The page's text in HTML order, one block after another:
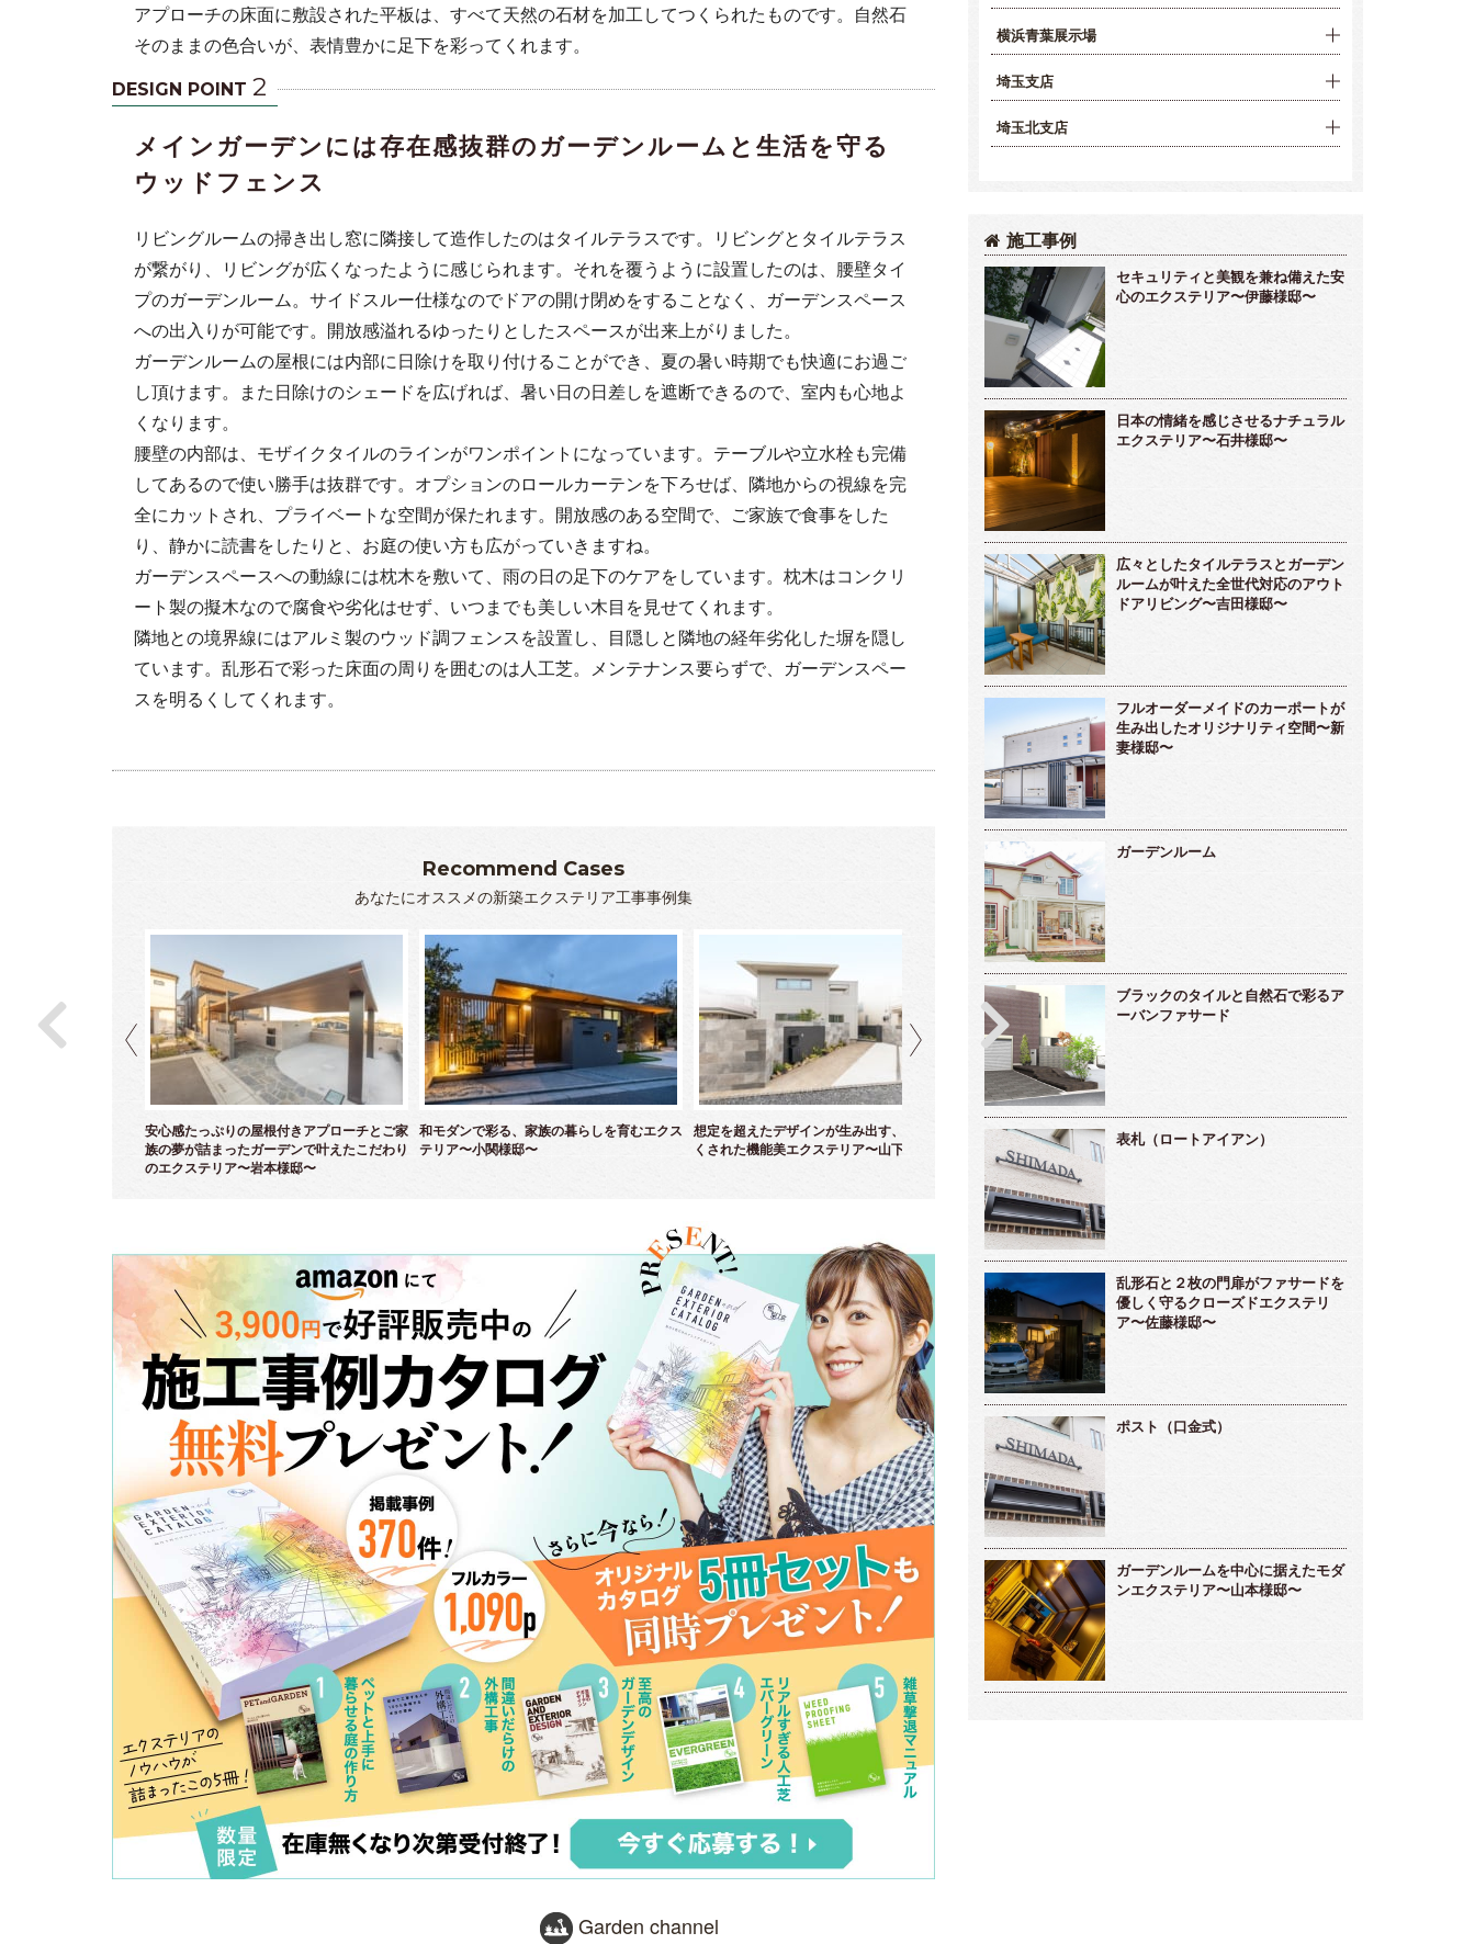
アプローチの床面に敷設された平板は、すべて天然の石材を加工してつくられたものです。自然石
そのままの色合いが、表情豊かに足下を彩ってくれます。
DESIGN POINT 2
メインガーデンには存在感抜群のガーデンルームと生活を守る
ウッドフェンス
リビングルームの掃き出し窓に隣接して造作したのはタイルテラスです。リビングとタイルテラス
が繋がり、リビングが広くなったように感じられます。それを覆うように設置したのは、腰壁タイ
プのガーデンルーム。サイドスルー仕様なのでドアの開け閉めをすることなく、ガーデンスペース
への出入りが可能です。開放感溢れるゆったりとしたスペースが出来上がりました。
ガーデンルームの屋根には内部に日除けを取り付けることができ、夏の暑い時期でも快適にお過ご
し頂けます。また日除けのシェードを広げれば、暑い日の日差しを遮断できるので、室内も心地よ
くなります。
腰壁の内部は、モザイクタイルのラインがワンポイントになっています。テーブルや立水栓も完備
してあるので使い勝手は抜群です。オプションのロールカーテンを下ろせば、隣地からの視線を完
全にカットされ、プライベートな空間が保たれます。開放感のある空間で、ご家族で食事をした
り、静かに読書をしたりと、お庭の使い方も広がっていきますね。
ガーデンスペースへの動線には枕木を敷いて、雨の日の足下のケアをしています。枕木はコンクリ
ート製の擬木なので腐食や劣化はせず、いつまでも美しい木目を見せてくれます。
隣地との境界線にはアルミ製のウッド調フェンスを設置し、目隠しと隣地の経年劣化した塀を隠し
ています。乱形石で彩った床面の周りを囲むのは人工芝。メンテナンス要らずで、ガーデンスペー
スを明るくしてくれます。
Recommend Cases
あなたにオススメの新築エクステリア工事事例集
安心感たっぷりの屋根付きアプローチとご家
族の夢が詰まったガーデンで叶えたこだわり
のエクステリア〜岩本様邸〜
和モダンで彩る、家族の暮らしを育むエクス
テリア〜小関様邸〜
想定を超えたデザインが生み出す、計算し尽
くされた機能美エクステリア〜山下様邸〜
二つの世代を繋ぐ、やわらかな曲線と美しい
緑溢れる庭 ～島村様邸～
シンプルモダンの先に広がるリゾート
風ガーデン〜東郷様〜
横浜青葉展示場
埼玉支店
埼玉北支店
施工事例
セキュリティと美観を兼ね備えた安
心のエクステリア〜伊藤様邸〜
日本の情緒を感じさせるナチュラル
エクステリア〜石井様邸〜
広々としたタイルテラスとガーデン
ルームが叶えた全世代対応のアウト
ドアリビング〜吉田様邸〜
フルオーダーメイドのカーポートが
生み出したオリジナリティ空間〜新
妻様邸〜
ガーデンルーム
ブラックのタイルと自然石で彩るア
ーバンファサード
表札（ロートアイアン）
乱形石と２枚の門扉がファサードを
優しく守るクローズドエクステリ
ア〜佐藤様邸〜
ポスト（口金式）
ガーデンルームを中心に据えたモダ
ンエクステリア〜山本様邸〜
Garden channel